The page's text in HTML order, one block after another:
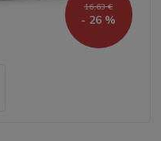
16,63 €
- 26 %